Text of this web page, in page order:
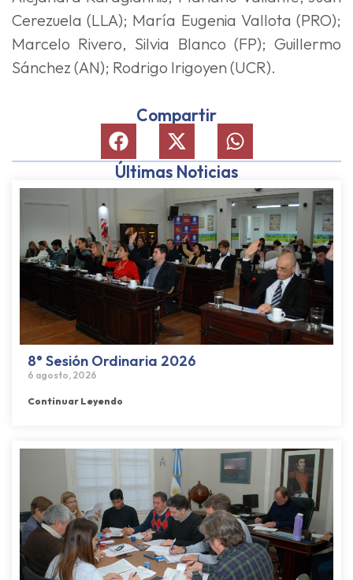
Cerezuela (LLA); María Eugenia Vallota (PRO);
Marcelo Rivero, Silvia Blanco (FP); Guillermo
Sánchez (AN); Rodrigo Irigoyen (UCR).
Compartir
Últimas Noticias
8° Sesión Ordinaria 2026
6 agosto, 2026
Continuar Leyendo